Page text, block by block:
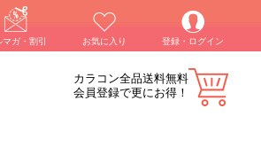
マガ・割引 お気に入り 登録・ログイン
カラコン全品送料無料
会員登録で更にお得！